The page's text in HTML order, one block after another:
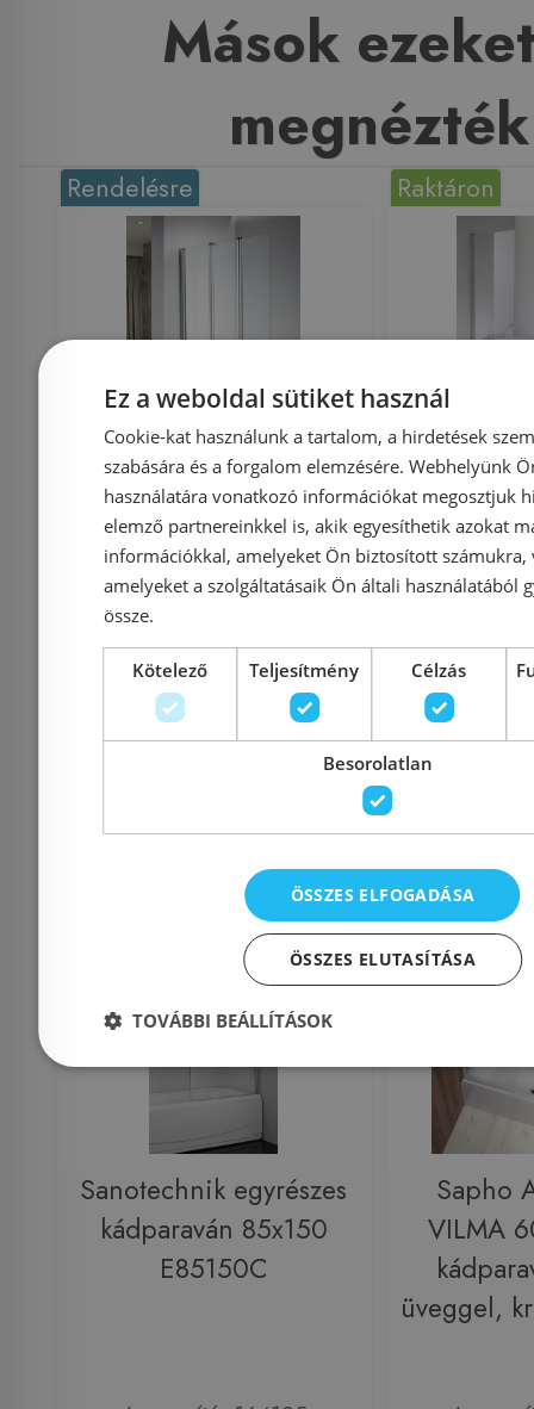
Mások
megnézték
Rendelésre
Niwell HENI trio
120x140 kádparaván
NWKP-HEN120
Azonosító: 185189
Cikkszám: NWKP-HEN120
Kosárba
Raktáron
Niwell
Cikkszám:
-17%
Sanotechnik egyrészes
kádparaván 85x150
E85150C
Raktáron
Sapho
VILMA
üveggel,
Ez a weboldal sütiket használ
Cookie-kat használunk a tartalom, a hirdetések
szabására és a forgalom elemzésére. Webhelyünk
használatára vonatkozó információkat megosztjuk
elemző partnereinkkel is, akik egyesíthetik azokat
információkkal, amelyeket Ön biztosított számukra,
amelyeket a szolgáltatásaik Ön általi használatából
össze.
Kötelező Teljesítmény Célzás
Besorolatlan
ÖSSZES ELFOGADÁSA
ÖSSZES ELUTASÍTÁSA
TOVÁBBI BEÁLLÍTÁSOK